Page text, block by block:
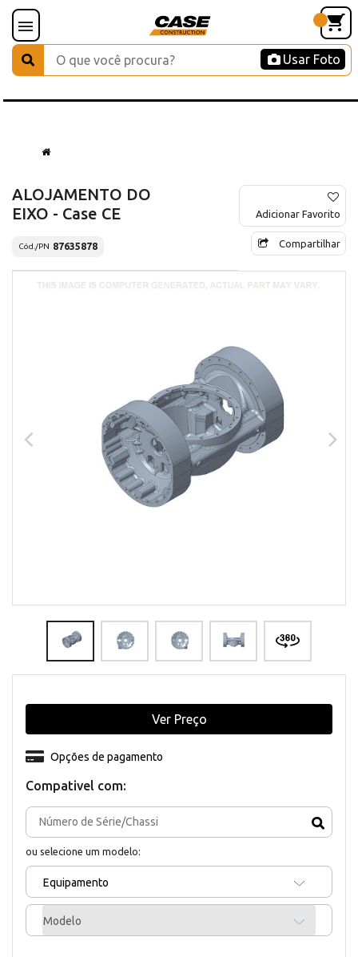
Usar Foto
ALOJAMENTO DO
EIXO - Case CE
Cód./PN 87635878
Adicionar Favorito
Compartilhar
Compativel com:
ou selecione um modelo:
Equipamento
Modelo
Opções de pagamento
Ver Preço